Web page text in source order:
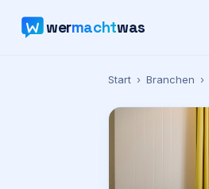
wermachtwas
Start › Branchen ›